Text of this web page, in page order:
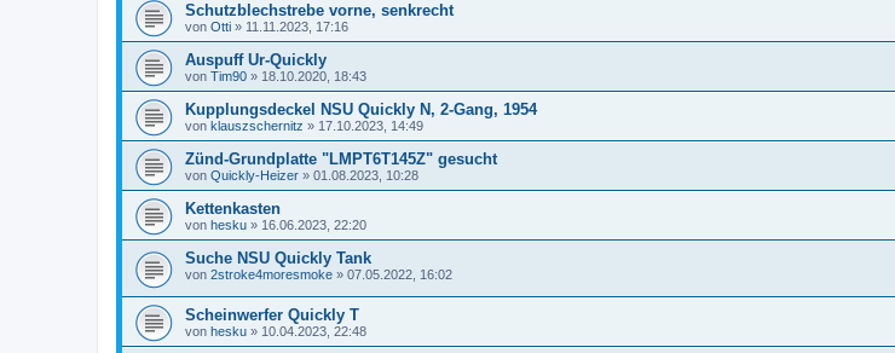
Schutzblechstrebe vorne, senkrecht
von Otti » 11.11.2023, 17:16
Auspuff Ur-Quickly
von Tim90 » 18.10.2020, 18:43
Kupplungsdeckel NSU Quickly N, 2-Gang, 1954
von klauszschernitz » 17.10.2023, 14:49
Zünd-Grundplatte "LMPT6T145Z" gesucht
von Quickly-Heizer » 01.08.2023, 10:28
Kettenkasten
von hesku » 16.06.2023, 22:20
Suche NSU Quickly Tank
von 2stroke4moresmoke » 07.05.2022, 16:02
Scheinwerfer Quickly T
von hesku » 10.04.2023, 22:48